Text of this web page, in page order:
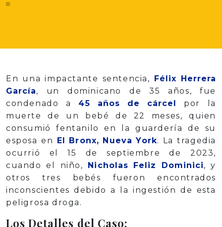
En una impactante sentencia, Félix Herrera
García, un dominicano de 35 años, fue
condenado a 45 años de cárcel
por la
muerte de un bebé de 22 meses, quien
consumió fentanilo en la guardería de su
esposa en El Bronx, Nueva York. La tragedia
ocurrió el 15 de septiembre de 2023,
cuando el niño, Nicholas Feliz Dominici, y
otros tres bebés fueron encontrados
inconscientes debido a la ingestión de esta
peligrosa droga.
Los Detalles del Caso: